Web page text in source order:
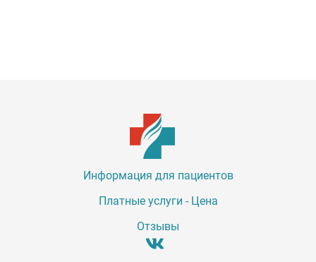
Информация для пациентов
Платные услуги - Цена
Отзывы